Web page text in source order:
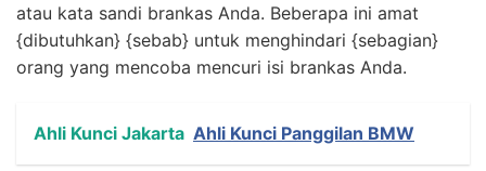
atau kata sandi brankas Anda. Beberapa ini amat
{dibutuhkan} {sebab} untuk menghindari {sebagian}
orang yang mencoba mencuri isi brankas Anda.
Ahli Kunci Jakarta Ahli Kunci Panggilan BMW